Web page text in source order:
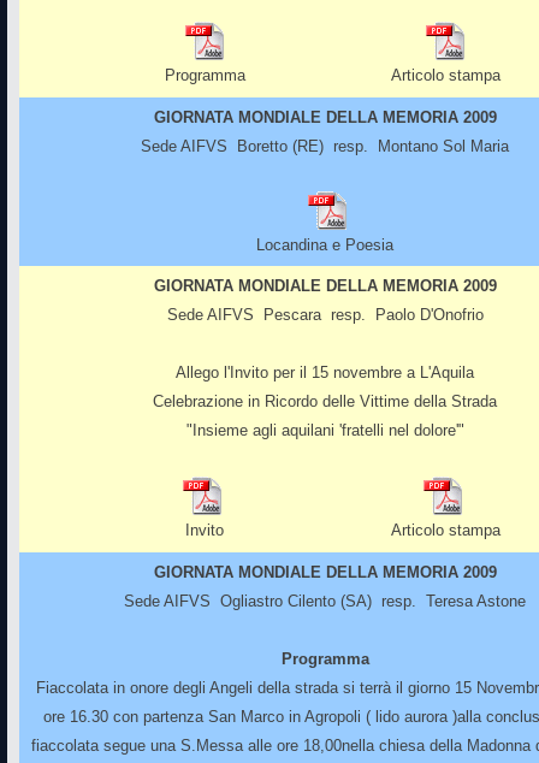
Programma Articolo stampa
GIORNATA MONDIALE DELLA MEMORIA 2009
Sede AIFVS Boretto (RE) resp. Montano Sol Maria
Locandina e Poesia
GIORNATA MONDIALE DELLA MEMORIA 2009
Sede AIFVS Pescara resp. Paolo D'Onofrio
Allego l'Invito per il 15 novembre a L'Aquila
Celebrazione in Ricordo delle Vittime della Strada
"Insieme agli aquilani 'fratelli nel dolore'"
Invito Articolo stampa
GIORNATA MONDIALE DELLA MEMORIA 2009
Sede AIFVS Ogliastro Cilento (SA) resp. Teresa Astone
Programma
Fiaccolata in onore degli Angeli della strada si terrà il giorno 15
ore 16.30 con partenza San Marco in Agropoli ( lido aurora )alla
fiaccolata segue una S.Messa alle ore 18,00nella chiesa della Madonna